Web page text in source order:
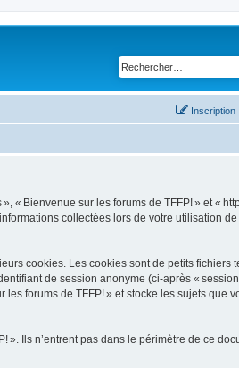
Inscription
« Bienvenue sur les forums de TFFP! » et «
collectées lors de votre utilisation
cookies. Les cookies sont de petits fichiers
de session anonyme (ci-après «
forums de TFFP! » et stocke les sujets que
Ils n’entrent pas dans le périmètre de ce